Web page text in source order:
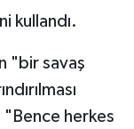
kullandı.
"bir savaş
herkes